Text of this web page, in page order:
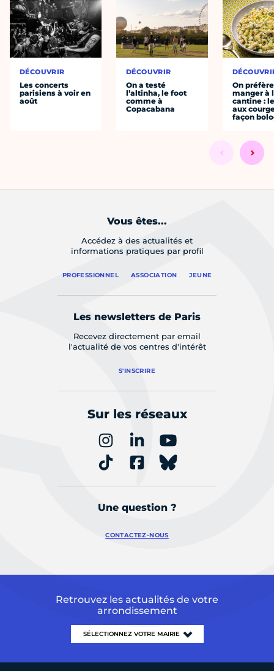
DÉCOUVRIR
Les concerts
parisiens à voir en
août
DÉCOUVRIR
On a testé
l’altinha, le foot
comme à
Copacabana
On préfère
manger à
cantine :
aux
façon
Vous êtes...
Accédez à des actualités et
informations pratiques par profil
PROFESSIONNEL ASSOCIATION JEUNE
Les newsletters de Paris
Recevez directement par email
l'actualité de vos centres d'intérêt
S'INSCRIRE
Sur les réseaux
Une question ?
CONTACTEZ-NOUS
Retrouvez les actualités de votre
arrondissement